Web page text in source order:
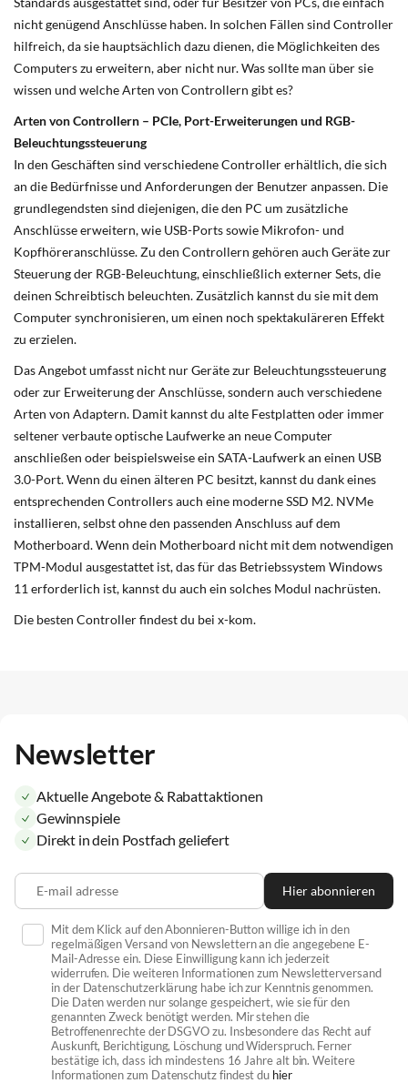
nicht genügend Anschlüsse haben. In solchen Fällen sind Controller
hilfreich, da sie hauptsächlich dazu dienen, die Möglichkeiten des
Computers zu erweitern, aber nicht nur. Was sollte man über sie
wissen und welche Arten von Controllern gibt es?
Arten von Controllern – PCIe, Port-Erweiterungen und RGB-
Beleuchtungssteuerung
In den Geschäften sind verschiedene Controller erhältlich, die sich
an die Bedürfnisse und Anforderungen der Benutzer anpassen. Die
grundlegendsten sind diejenigen, die den PC um zusätzliche
Anschlüsse erweitern, wie USB-Ports sowie Mikrofon- und
Kopfhöreranschlüsse. Zu den Controllern gehören auch Geräte zur
Steuerung der RGB-Beleuchtung, einschließlich externer Sets, die
deinen Schreibtisch beleuchten. Zusätzlich kannst du sie mit dem
Computer synchronisieren, um einen noch spektakuläreren Effekt
zu erzielen.
Das Angebot umfasst nicht nur Geräte zur Beleuchtungssteuerung
oder zur Erweiterung der Anschlüsse, sondern auch verschiedene
Arten von Adaptern. Damit kannst du alte Festplatten oder immer
seltener verbaute optische Laufwerke an neue Computer
anschließen oder beispielsweise ein SATA-Laufwerk an einen USB
3.0-Port. Wenn du einen älteren PC besitzt, kannst du dank eines
entsprechenden Controllers auch eine moderne SSD M2. NVMe
installieren, selbst ohne den passenden Anschluss auf dem
Motherboard. Wenn dein Motherboard nicht mit dem notwendigen
TPM-Modul ausgestattet ist, das für das Betriebssystem Windows
11 erforderlich ist, kannst du auch ein solches Modul nachrüsten.
Die besten Controller findest du bei x-kom.
Newsletter
Aktuelle Angebote & Rabattaktionen
Gewinnspiele
Direkt in dein Postfach geliefert
E-mail adresse Hier abonnieren
Mit dem Klick auf den Abonnieren-Button willige ich in den
regelmäßigen Versand von Newslettern an die angegebene E-
Mail-Adresse ein. Diese Einwilligung kann ich jederzeit
widerrufen. Die weiteren Informationen zum Newsletterversand
in der Datenschutzerklärung habe ich zur Kenntnis genommen.
Die Daten werden nur solange gespeichert, wie sie für den
genannten Zweck benötigt werden. Mir stehen die
Betroffenenrechte der DSGVO zu. Insbesondere das Recht auf
Auskunft, Berichtigung, Löschung und Widerspruch. Ferner
bestätige ich, dass ich mindestens 16 Jahre alt bin. Weitere
Informationen zum Datenschutz findest du hier